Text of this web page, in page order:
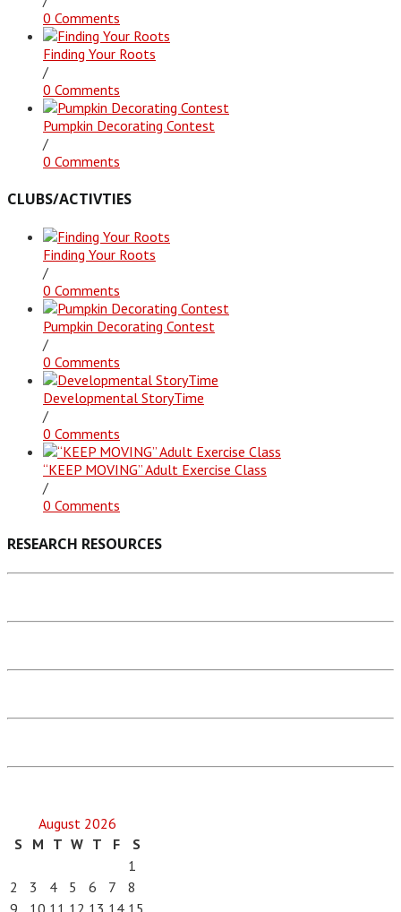
0 Comments
Finding Your Roots
/
0 Comments
Pumpkin Decorating Contest
/
0 Comments
CLUBS/ACTIVTIES
Finding Your Roots
/
0 Comments
Pumpkin Decorating Contest
/
0 Comments
Developmental StoryTime
/
0 Comments
“KEEP MOVING” Adult Exercise Class
/
0 Comments
RESEARCH RESOURCES
August 2026
S
M T W T F
S
1
2
3 4 5 6 7
8
9
10 11 12 13 14 15